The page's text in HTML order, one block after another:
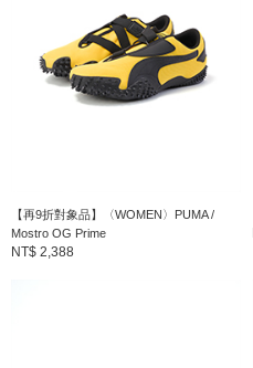
【再9折對象品】〈WOMEN〉PUMA /
Mostro OG Prime
NT$ 2,388